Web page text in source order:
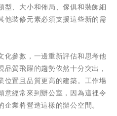
型、大小和佈局、傢俱和裝飾細
他裝修元素必須支援這些新的需
化參數，一邊重新評估和思考他
質飛躍的趨勢依然十分突出，
位置且品質更高的建築。工作場
意經常來到辦公室，因為這裡令
業將營造這樣的辦公空間。